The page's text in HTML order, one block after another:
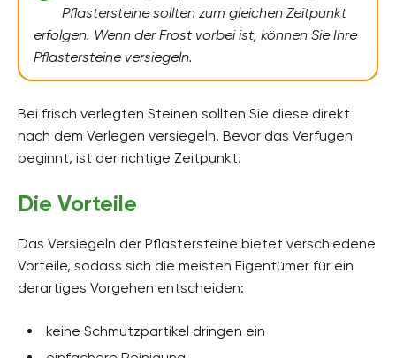
Pflastersteine sollten zum gleichen Zeitpunkt
erfolgen. Wenn der Frost vorbei ist, können Sie Ihre
Pflastersteine versiegeln.
Bei frisch verlegten Steinen sollten Sie diese direkt
nach dem Verlegen versiegeln. Bevor das Verfugen
beginnt, ist der richtige Zeitpunkt.
Die Vorteile
Das Versiegeln der Pflastersteine bietet verschiedene
Vorteile, sodass sich die meisten Eigentümer für ein
derartiges Vorgehen entscheiden:
keine Schmutzpartikel dringen ein